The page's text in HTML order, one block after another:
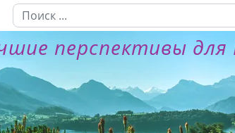
перспективы для